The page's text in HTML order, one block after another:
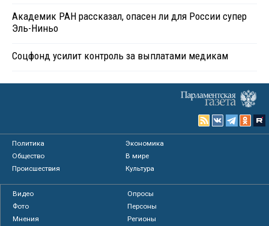
Академик РАН рассказал, опасен ли для России супер
Эль-Ниньо
Соцфонд усилит контроль за выплатами медикам
Политика
Экономика
Общество
В мире
Происшествия
Культура
Видео
Опросы
Фото
Персоны
Мнения
Регионы